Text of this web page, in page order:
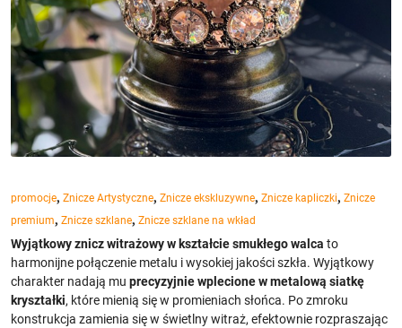
promocje, Znicze Artystyczne, Znicze ekskluzywne, Znicze kapliczki, Znicze
premium, Znicze szklane, Znicze szklane na wkład
Wyjątkowy znicz witrażowy w kształcie smukłego walca to
harmonijne połączenie metalu i wysokiej jakości szkła. Wyjątkowy
charakter nadają mu precyzyjnie wplecione w metalową siatkę
kryształki, które mienią się w promieniach słońca. Po zmroku
konstrukcja zamienia się w świetlny witraż, efektownie rozpraszając